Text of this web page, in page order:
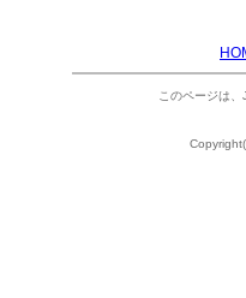
このページは